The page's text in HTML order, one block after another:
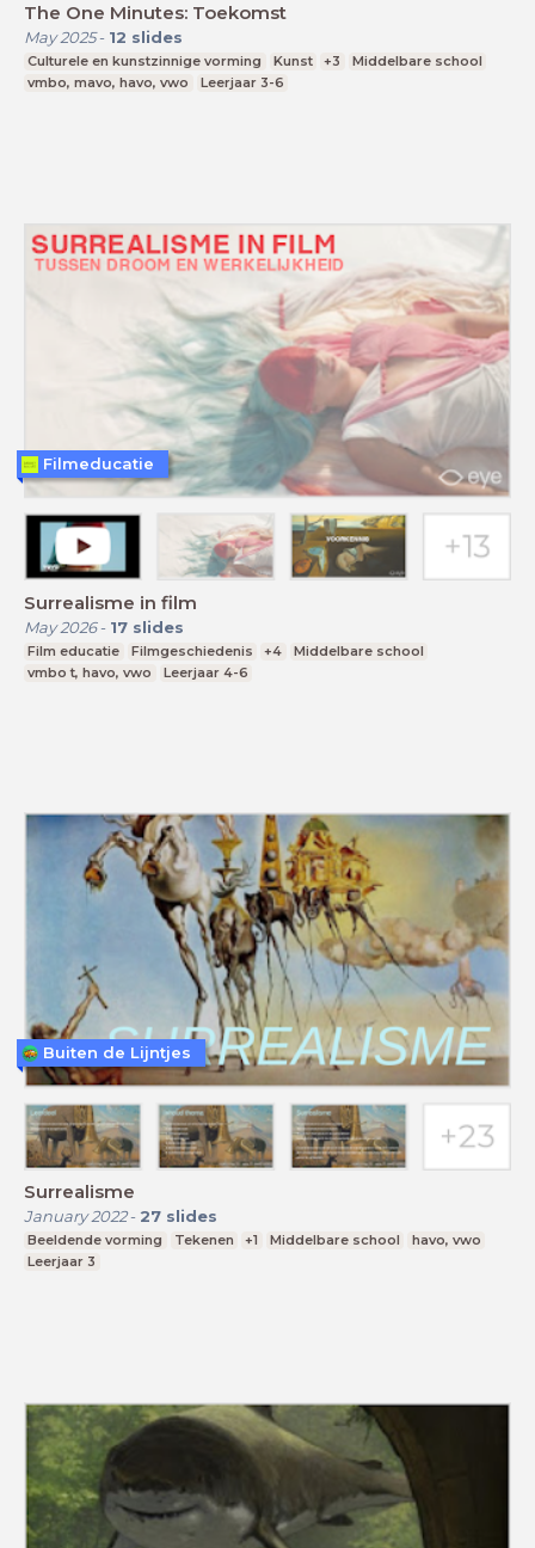
The One Minutes: Toekomst
May 2025- 12 slides
Culturele en kunstzinnige vorming Kunst +3
Middelbare school
vmbo, mavo, havo, vwo
Leerjaar 3-6
Surrealisme in film
May 2026- 17 slides
Film educatie Filmgeschiedenis +4
Middelbare school
vmbo t, havo, vwo
Leerjaar 4-6
Filmeducatie
Surrealisme
January 2022- 27 slides
Beeldende vorming Tekenen +1 Middelbare school
havo, vwo
Leerjaar 3
Buiten de Lijntjes